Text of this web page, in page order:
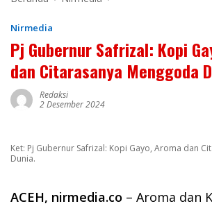
Nirmedia
Pj Gubernur Safrizal: Kopi
dan Citarasanya Menggoda
Redaksi
2 Desember 2024
Ket: Pj Gubernur Safrizal: Kopi Gayo, Aroma dan
Dunia.
ACEH, nirmedia.co – Aroma dan